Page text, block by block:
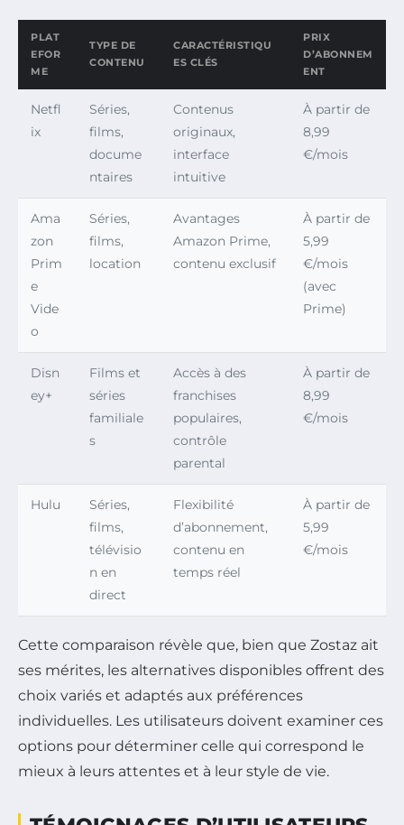
PLAT
EFOR
ME
TYPE DE
CONTENU
CARACTÉRISTIQU
ES CLÉS
PRIX
D’ABONNEM
ENT
Netfl
ix
Séries,
films,
docume
ntaires
Contenus
originaux,
interface
intuitive
À partir de
8,99
€/mois
Ama
zon
Prim
e
Vide
o
Séries,
films,
location
Avantages
Amazon Prime,
contenu exclusif
À partir de
5,99
€/mois
(avec
Prime)
Disn
ey+
Films et
séries
familiale
s
Accès à des
franchises
populaires,
contrôle
parental
À partir de
8,99
€/mois
Hulu
Séries,
films,
télévisio
n en
direct
Flexibilité
d’abonnement,
contenu en
temps réel
À partir de
5,99
€/mois
Cette comparaison révèle que, bien que Zostaz ait
ses mérites, les alternatives disponibles offrent des
choix variés et adaptés aux préférences
individuelles. Les utilisateurs doivent examiner ces
options pour déterminer celle qui correspond le
mieux à leurs attentes et à leur style de vie.